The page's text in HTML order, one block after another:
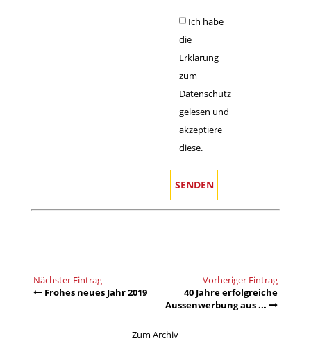
Ich habe
die
Erklärung
zum
Datenschutz
gelesen und
akzeptiere
diese.
Nächster Eintrag
Frohes neues Jahr 2019
Vorheriger Eintrag
40 Jahre erfolgreiche
Aussenwerbung aus ...
Zum Archiv